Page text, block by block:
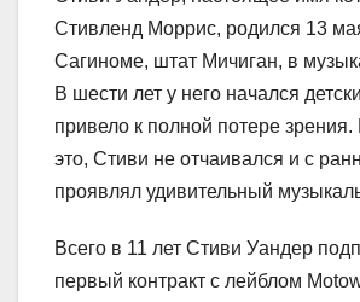
Стивленд Моррис, родился 13
Сагиноме, штат Мичиган, в
В шести лет у него начался
привело к полной потере
это, Стиви не отчаивался и с
проявлял удивительный
Всего в 11 лет Стиви Уандер
первый контракт с лейблом